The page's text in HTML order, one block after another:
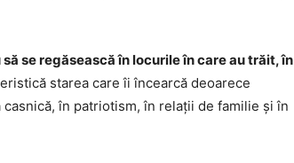
se regăsească în locurile în care au trăit, în
starea care îi încearcă deoarece
în patriotism, în relații de familie și în